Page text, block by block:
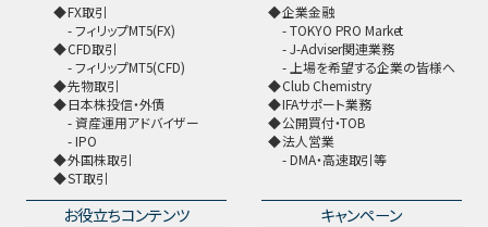
FX取引
フィリップMT5(FX)
CFD取引
フィリップMT5(CFD)
先物取引
日本株投信・外債
資産運用アドバイザー
IPO
外国株取引
ST取引
企業金融
TOKYO PRO Market
J-Adviser関連業務
上場を希望する企業の皆様へ
Club Chemistry
IFAサポート業務
公開買付・TOB
法人営業
DMA・高速取引等
お役立ちコンテンツ キャンペーン